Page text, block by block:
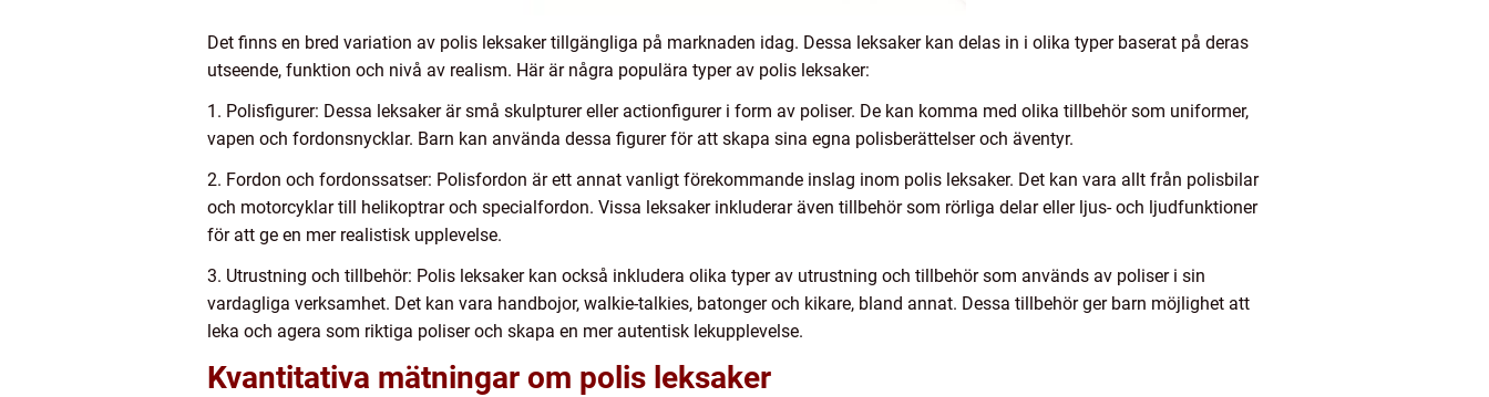
Det finns en bred variation av polis leksaker tillgängliga på marknaden idag. Dessa leksaker kan delas in i olika typer baserat på deras
utseende, funktion och nivå av realism. Här är några populära typer av polis leksaker:
1. Polisfigurer: Dessa leksaker är små skulpturer eller actionfigurer i form av poliser. De kan komma med olika tillbehör som uniformer,
vapen och fordonsnycklar. Barn kan använda dessa figurer för att skapa sina egna polisberättelser och äventyr.
2. Fordon och fordonssatser: Polisfordon är ett annat vanligt förekommande inslag inom polis leksaker. Det kan vara allt från polisbilar
och motorcyklar till helikoptrar och specialfordon. Vissa leksaker inkluderar även tillbehör som rörliga delar eller ljus- och ljudfunktioner
för att ge en mer realistisk upplevelse.
3. Utrustning och tillbehör: Polis leksaker kan också inkludera olika typer av utrustning och tillbehör som används av poliser i sin
vardagliga verksamhet. Det kan vara handbojor, walkie-talkies, batonger och kikare, bland annat. Dessa tillbehör ger barn möjlighet att
leka och agera som riktiga poliser och skapa en mer autentisk lekupplevelse.
Kvantitativa mätningar om polis leksaker